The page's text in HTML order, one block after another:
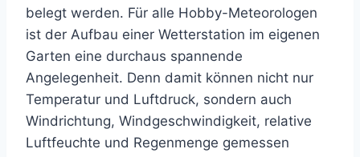
belegt werden. Für alle Hobby-Meteorologen
ist der Aufbau einer Wetterstation im eigenen
Garten eine durchaus spannende
Angelegenheit. Denn damit können nicht nur
Temperatur und Luftdruck, sondern auch
Windrichtung, Windgeschwindigkeit, relative
Luftfeuchte und Regenmenge gemessen